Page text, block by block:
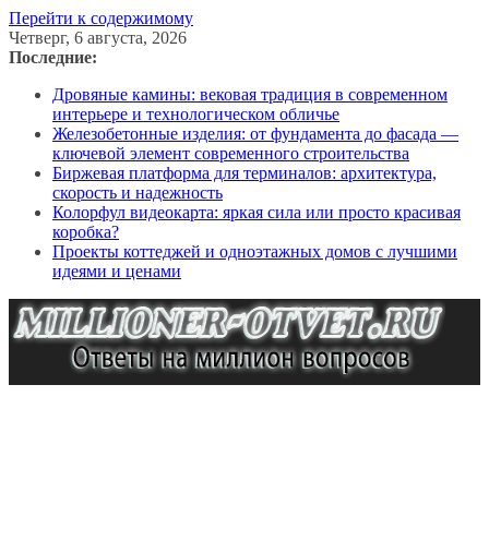
Перейти к содержимому
Четверг, 6 августа, 2026
Последние:
Дровяные камины: вековая традиция в современном
интерьере и технологическом обличье
Железобетонные изделия: от фундамента до фасада —
ключевой элемент современного строительства
Биржевая платформа для терминалов: архитектура,
скорость и надежность
Колорфул видеокарта: яркая сила или просто красивая
коробка?
Проекты коттеджей и одноэтажных домов с лучшими
идеями и ценами